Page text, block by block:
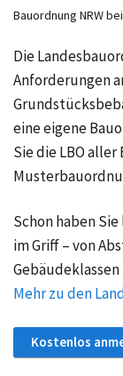
Bauordnung NRW
Die
Anforderungen
eine eigene
Sie die LBO
Schon haben
im Griff – von
Mehr zu den
Kostenlos